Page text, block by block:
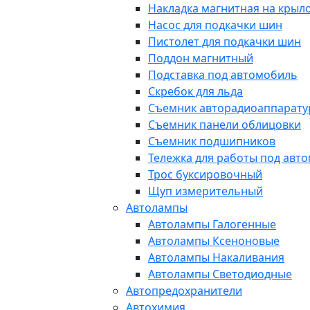
Накладка магнитная на
Насос для подкачки шин
Пистолет для подкачки шин
Поддон магнитный
Подставка под автомобиль
Скребок для льда
Съемник
Съемник панели облицовки
Съемник подшипников
Тележка для работы под
Трос буксировочный
Щуп измерительный
Автолампы
Автолампы Галогенные
Автолампы Ксеноновые
Автолампы Накаливания
Автолампы Светодиодные
Автопредохранители